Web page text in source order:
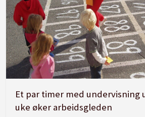
Et par timer med undervisning
uke øker arbeidsgleden